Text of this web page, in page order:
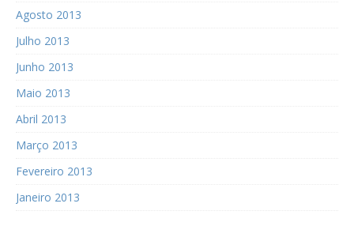
Agosto 2013
Julho 2013
Junho 2013
Maio 2013
Abril 2013
Março 2013
Fevereiro 2013
Janeiro 2013